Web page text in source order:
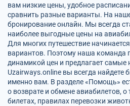
вам низкие цены, удобное
сравнить разные варианты. На
бронирование онлайн. Мы всегда
наиболее выгодные цены на
Для многих путешествие
вариантов. Поэтому наша команда
динамикой цен и предлагает
Uzairways.online вы всегда найдете
именно вам. В разделе «Помощь»
о возврате и обмене авиабилетов,
билетах, правилах перевозки